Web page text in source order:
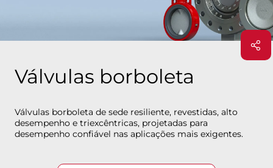
Válvulas borboleta
Válvulas borboleta de sede resiliente, revestidas, alto
desempenho e triexcêntricas, projetadas para
desempenho confiável nas aplicações mais exigentes.